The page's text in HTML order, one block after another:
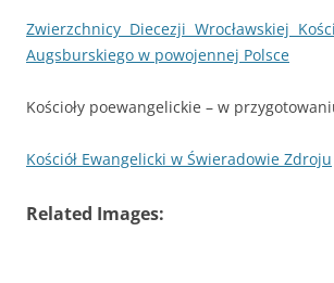
Zwierzchnicy Diecezji Wrocławskiej
Augsburskiego w powojennej Polsce
Kościoły poewangelickie – w
Kościół Ewangelicki w Świeradowie Zdroju
Related Images: